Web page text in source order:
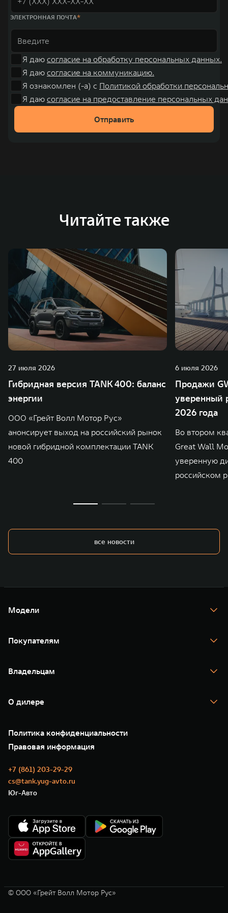
ЭЛЕКТРОННАЯ ПОЧТА
Я даю согласие на обработку персональных данных.
Я даю согласие на коммуникацию.
Я ознакомлен (-а) с Политикой обработки
Я даю согласие на предоставление персональных
Отправить
Читайте также
27 июля 2026
Гибридная версия TANK 400: баланс
энергии
ООО «Грейт Волл Мотор Рус»
анонсирует выход на российский рынок
новой гибридной комплектации TANK
400
6 июля 2026
Продажи
уверенный
2026 года
Во втором
Great Wall
уверенную
российском
все новости
Модели
TANK 400
TANK 500
Покупателям
Тест-драйв
TANK Финансы
Корпоративным клиентам
Зарядные станции
Владельцам
Помощь на дороге
Новые цифровые сервисы TANK
Сервис
Нулевое ТО
Моторные масла
О дилере
35 лет GWM
GWM ТЕХ ДЕНЬ
Новости
Политика конфиденциальности
Правовая информация
+7 (861) 203-29-29
cs@tank.yug-avto.ru
Юг-Авто
© ООО «Грейт Волл Мотор Рус»